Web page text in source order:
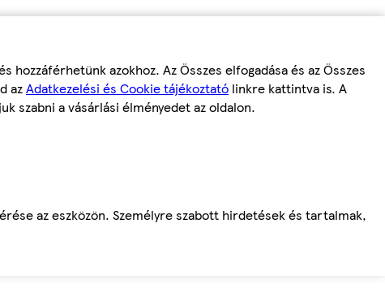
azokhoz. Az Összes elfogadása és az Összes
azAdatkezelési és Cookie tájékoztató linkre kattintva is. A
szabni a vásárlási élményedet az oldalon.
az eszközön. Személyre szabott hirdetések és tartalmak,